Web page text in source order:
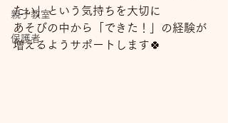
親子教室
保護者
たい」という気持ちを大切に
あそびの中から「できた！」の経験が
増えるようサポートします🍀